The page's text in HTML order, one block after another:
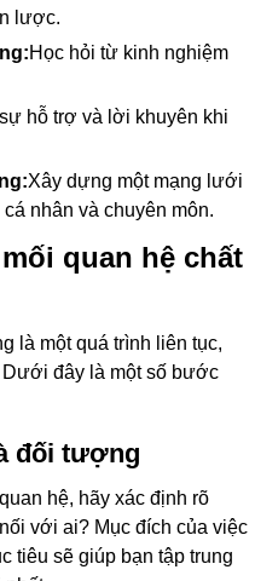
lược.
Học hỏi từ kinh nghiệm
hỗ trợ và lời khuyên khi
Xây dựng một mạng lưới
nhân và chuyên môn.
quan hệ chất
là một quá trình liên tục,
đây là một số bước
đối tượng
hệ, hãy xác định rõ
với ai? Mục đích của việc
tiêu sẽ giúp bạn tập trung